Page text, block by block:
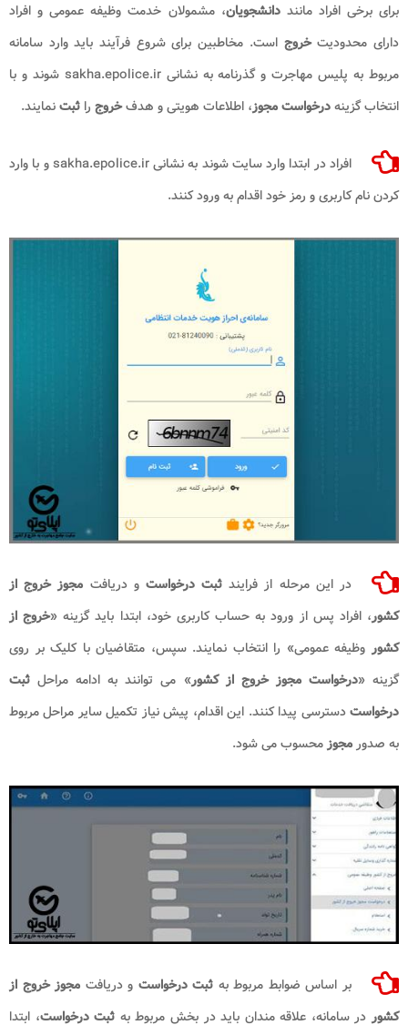
برای برخی افراد ماننددانشجویان، مشمولان خدمت وظیفه عمومی و افراد
دارای محدودیتخروجاست. مخاطبین برای شروع فرآیند باید وارد سامانه
مربوط به پلیس مهاجرت و گذرنامه به نشانی sakha.epolice.ir شوند و با
انتخاب گزینهدرخواست مجوز، اطلاعات هویتی و هدفخروج را ثبتنمایند.
افراد در ابتدا وارد سایت شوند به نشانی sakha.epolice.ir و با وارد
کردن نام کاربری و رمز خود اقدام به ورود کنند.
در این مرحله از فرایند ثبت درخواستو دریافت مجوز خروج از
کشور، افراد پس از ورود به حساب کاربری خود، ابتدا باید گزینه «خروج از
کشور وظیفه عمومی» را انتخاب نمایند. سپس، متقاضیان با کلیک بر روی
گزینه «درخواست مجوز خروج از کشور» می توانند به ادامه مراحل ثبت
درخواستدسترسی پیدا کنند. این اقدام، پیش نیاز تکمیل سایر مراحل مربوط
به صدورمجوزمحسوب می شود.
بر اساس ضوابط مربوط به ثبت درخواست و دریافت مجوز خروج از
کشوردر سامانه، علاقه مندان باید در بخش مربوط به ثبت درخواست، ابتدا